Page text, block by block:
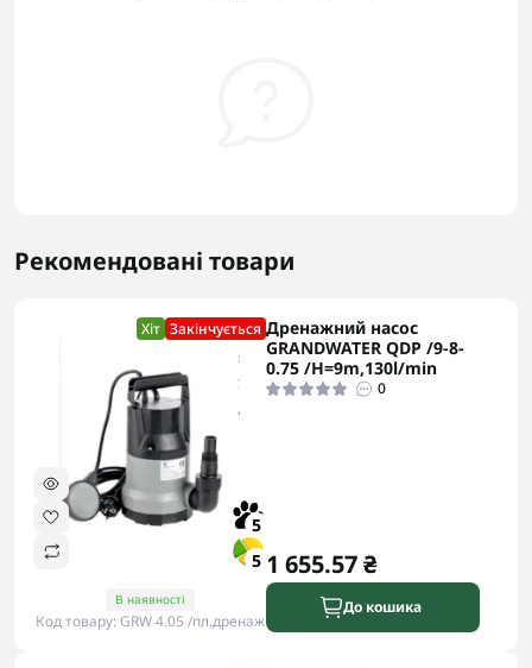
Рекомендовані товари
Хіт Закінчується
5
5
В наявності
Код товару: GRW 4.05 /пл.дренаж
Дренажний насос
GRANDWATER QDP /9-8-
0.75 /H=9m,130l/min
0
1 655.57 ₴
До кошика